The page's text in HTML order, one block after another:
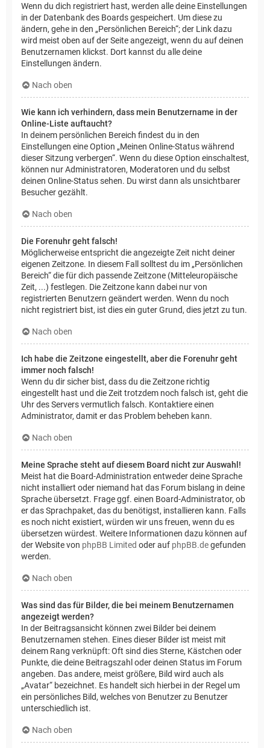
Wenn du dich registriert hast, werden alle deine Einstellungen
in der Datenbank des Boards gespeichert. Um diese zu
ändern, gehe in den „Persönlichen Bereich“; der Link dazu
wird meist oben auf der Seite angezeigt, wenn du auf deinen
Benutzernamen klickst. Dort kannst du alle deine
Einstellungen ändern.
Nach oben
Wie kann ich verhindern, dass mein Benutzername in der
Online-Liste auftaucht?
In deinem persönlichen Bereich findest du in den
Einstellungen eine Option „Meinen Online-Status während
dieser Sitzung verbergen“. Wenn du diese Option einschaltest,
können nur Administratoren, Moderatoren und du selbst
deinen Online-Status sehen. Du wirst dann als unsichtbarer
Besucher gezählt.
Nach oben
Die Forenuhr geht falsch!
Möglicherweise entspricht die angezeigte Zeit nicht deiner
eigenen Zeitzone. In diesem Fall solltest du im „Persönlichen
Bereich“ die für dich passende Zeitzone (Mitteleuropäische
Zeit, ...) festlegen. Die Zeitzone kann dabei nur von
registrierten Benutzern geändert werden. Wenn du noch
nicht registriert bist, ist dies ein guter Grund, dies jetzt zu tun.
Nach oben
Ich habe die Zeitzone eingestellt, aber die Forenuhr geht
immer noch falsch!
Wenn du dir sicher bist, dass du die Zeitzone richtig
eingestellt hast und die Zeit trotzdem noch falsch ist, geht die
Uhr des Servers vermutlich falsch. Kontaktiere einen
Administrator, damit er das Problem beheben kann.
Nach oben
Meine Sprache steht auf diesem Board nicht zur Auswahl!
Meist hat die Board-Administration entweder deine Sprache
nicht installiert oder niemand hat das Forum bislang in deine
Sprache übersetzt. Frage ggf. einen Board-Administrator, ob
er das Sprachpaket, das du benötigst, installieren kann. Falls
es noch nicht existiert, würden wir uns freuen, wenn du es
übersetzen würdest. Weitere Informationen dazu können auf
der Website von phpBB Limited oder auf phpBB.degefunden
werden.
Nach oben
Was sind das für Bilder, die bei meinem Benutzernamen
angezeigt werden?
In der Beitragsansicht können zwei Bilder bei deinem
Benutzernamen stehen. Eines dieser Bilder ist meist mit
deinem Rang verknüpft: Oft sind dies Sterne, Kästchen oder
Punkte, die deine Beitragszahl oder deinen Status im Forum
angeben. Das andere, meist größere, Bild wird auch als
„Avatar“ bezeichnet. Es handelt sich hierbei in der Regel um
ein persönliches Bild, welches von Benutzer zu Benutzer
unterschiedlich ist.
Nach oben